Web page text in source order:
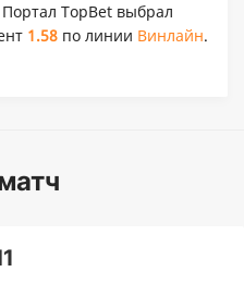
TopBet выбрал
1.58 по линии Винлайн.